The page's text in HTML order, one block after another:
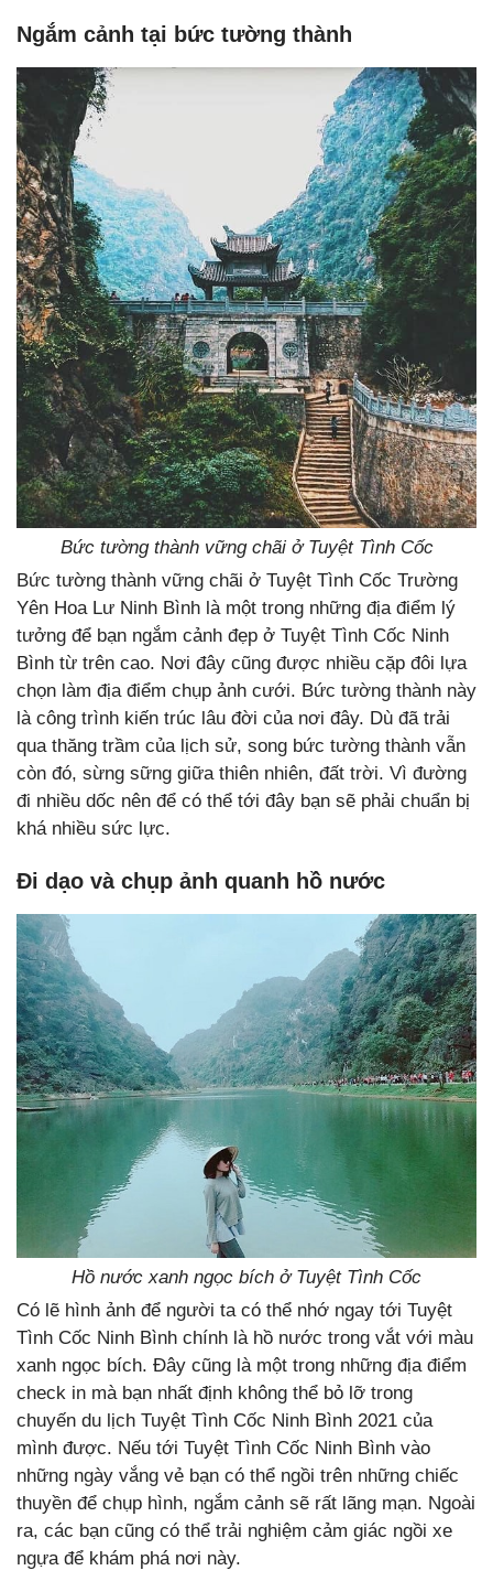
Ngắm cảnh tại bức tường thành
Bức tường thành vững chãi ở Tuyệt Tình Cốc
Bức tường thành vững chãi ở Tuyệt Tình Cốc Trường
Yên Hoa Lư Ninh Bình là một trong những địa điểm lý
tưởng để bạn ngắm cảnh đẹp ở Tuyệt Tình Cốc Ninh
Bình từ trên cao. Nơi đây cũng được nhiều cặp đôi lựa
chọn làm địa điểm chụp ảnh cưới. Bức tường thành này
là công trình kiến trúc lâu đời của nơi đây. Dù đã trải
qua thăng trầm của lịch sử, song bức tường thành vẫn
còn đó, sừng sững giữa thiên nhiên, đất trời. Vì đường
đi nhiều dốc nên để có thể tới đây bạn sẽ phải chuẩn bị
khá nhiều sức lực.
Đi dạo và chụp ảnh quanh hồ nước
Hồ nước xanh ngọc bích ở Tuyệt Tình Cốc
Có lẽ hình ảnh để người ta có thể nhớ ngay tới Tuyệt
Tình Cốc Ninh Bình chính là hồ nước trong vắt với màu
xanh ngọc bích. Đây cũng là một trong những địa điểm
check in mà bạn nhất định không thể bỏ lỡ trong
chuyến du lịch Tuyệt Tình Cốc Ninh Bình 2021 của
mình được. Nếu tới Tuyệt Tình Cốc Ninh Bình vào
những ngày vắng vẻ bạn có thể ngồi trên những chiếc
thuyền để chụp hình, ngắm cảnh sẽ rất lãng mạn. Ngoài
ra, các bạn cũng có thể trải nghiệm cảm giác ngồi xe
ngựa để khám phá nơi này.